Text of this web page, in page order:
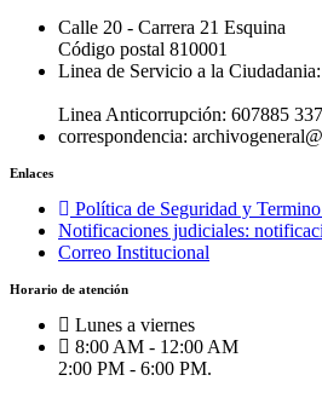
Calle 20 - Carrera 21 Esquina
Código postal 810001
Linea de Servicio a la
Linea Anticorrupción: 607885
correspondencia:
Enlaces
Política de Seguridad y
Notificaciones judiciales:
Correo Institucional
Horario de atención
Lunes a viernes
8:00 AM - 12:00 AM
2:00 PM - 6:00 PM.